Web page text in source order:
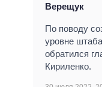
Верещук
По поводу
уровне
обратился
Кириленко.